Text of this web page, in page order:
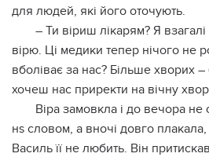
для людей, які його оточують.
– Ти віриш лікарям? Я
вірю. Ці медики тепер нічого не
вболіває за нас? Більше хворих
хочеш нас приректи на вічну
Віра замовкла і до вечора
нs словом, а вночі довго
Василь її не любить. Він